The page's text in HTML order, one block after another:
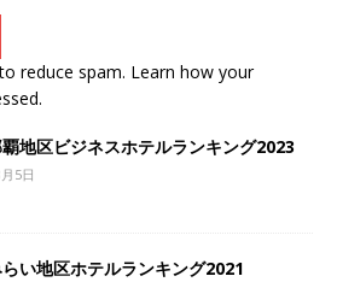
reduce spam. Learn how your
.
地区ビジネスホテルランキング2023
5日
い地区ホテルランキング2021